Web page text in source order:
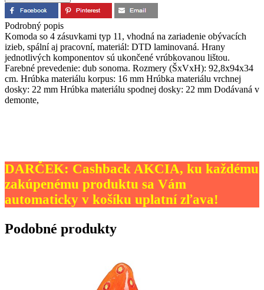
Podrobný popis
Komoda so 4 zásuvkami typ 11, vhodná na zariadenie obývacích
izieb, spální aj pracovní, materiál: DTD laminovaná. Hrany
jednotlivých komponentov sú ukončené vrúbkovanou lištou.
Farebné prevedenie: dub sonoma. Rozmery (ŠxVxH): 92,8x94x34
cm. Hrúbka materiálu korpus: 16 mm Hrúbka materiálu vrchnej
dosky: 22 mm Hrúbka materiálu spodnej dosky: 22 mm Dodávaná v
demonte,
DARČEK: Cashback AKCIA, ku každému
zakúpenému produktu sa Vám
automaticky v košíku uplatní zľava!
Podobné produkty